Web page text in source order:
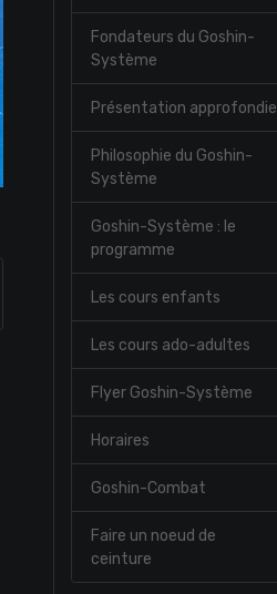
Fondateurs du Goshin-
Système
Présentation approfondie
Philosophie du Goshin-
Système
Goshin-Système : le
programme
Les cours enfants
Les cours ado-adultes
Flyer Goshin-Système
Horaires
Goshin-Combat
Faire un noeud de
ceinture